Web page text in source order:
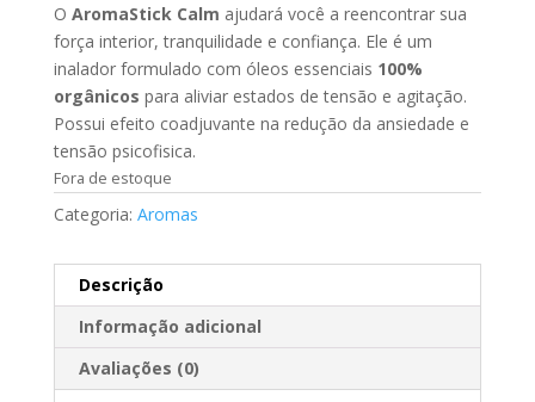
O AromaStick Calm ajudará você a reencontrar sua
força interior, tranquilidade e confiança. Ele é um
inalador formulado com óleos essenciais 100%
orgânicos para aliviar estados de tensão e agitação.
Possui efeito coadjuvante na redução da ansiedade e
tensão psicofisica.
Fora de estoque
Categoria: Aromas
Descrição
Informação adicional
Avaliações (0)